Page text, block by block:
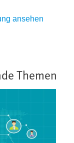
ansehen
Themen